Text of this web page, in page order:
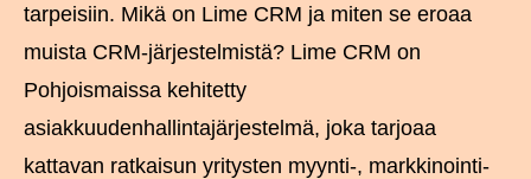
tarpeisiin. Mikä on Lime CRM ja miten se eroaa
muista CRM-järjestelmistä? Lime CRM on
Pohjoismaissa kehitetty
asiakkuudenhallintajärjestelmä, joka tarjoaa
kattavan ratkaisun yritysten myynti-, markkinointi-